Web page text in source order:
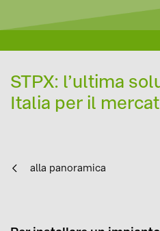
STPX: l’ultima
Italia per il
alla panoramica